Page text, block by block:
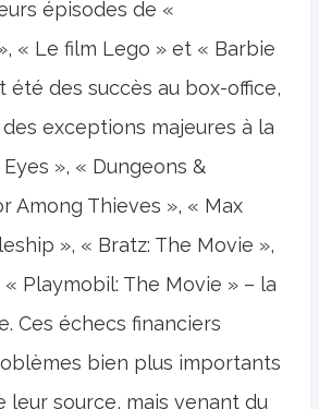
épisodes de «
« Le film Lego » et « Barbie
été des succès au box-office,
exceptions majeures à la
», « Dungeons &
Among Thieves », « Max
», « Bratz: The Movie »,
Playmobil: The Movie » – la
Ces échecs financiers
bien plus importants
leur source, mais venant du